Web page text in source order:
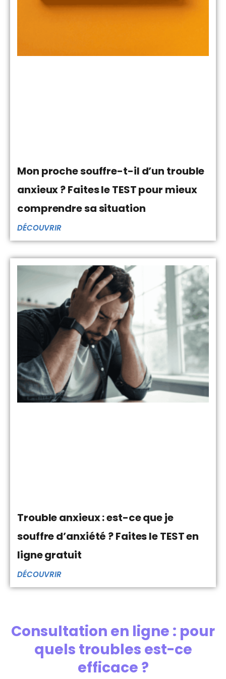
Mon proche souffre-t-il d’un trouble
anxieux ? Faites le TEST pour mieux
comprendre sa situation
DÉCOUVRIR
Trouble anxieux : est-ce que je
souffre d’anxiété ? Faites le TEST en
ligne gratuit
DÉCOUVRIR
Consultation en ligne : pour
quels troubles est-ce
efficace ?